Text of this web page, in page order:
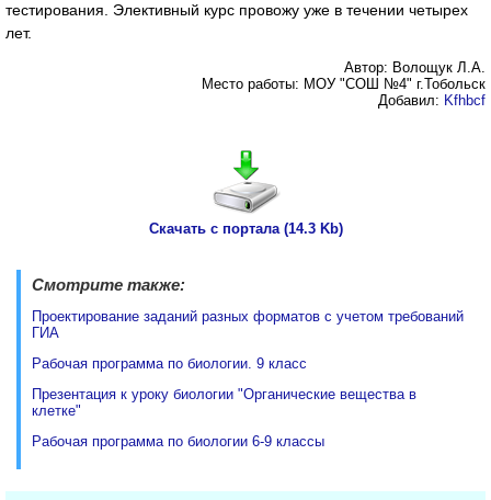
тестирования. Элективный курс провожу уже в течении четырех
лет.
Автор: Волощук Л.А.
Место работы: МОУ "СОШ №4" г.Тобольск
Добавил: Kfhbcf
Скачать с портала (14.3 Kb)
Смотрите также:
Проектирование заданий разных форматов с учетом требований
ГИА
Рабочая программа по биологии. 9 класс
Презентация к уроку биологии "Органические вещества в
клетке"
Рабочая программа по биологии 6-9 классы